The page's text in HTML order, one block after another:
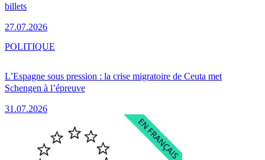
billets
27.07.2026
L’Espagne sous pression : la crise migratoire de Ceuta met
Schengen à l’épreuve
31.07.2026
POLITIQUE